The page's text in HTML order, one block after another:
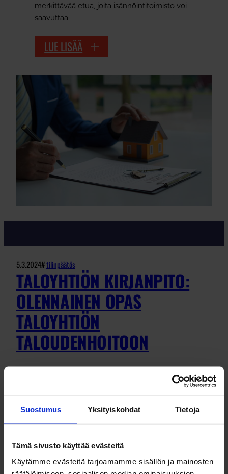
Suostumus Yksityiskohdat Tietoja
Tämä sivusto käyttää evästeitä
Käytämme evästeitä tarjoamamme sisällön ja mainosten
merkittävää etua, joita isännöintitoimisto voi
saavuttaa…
LUE LISÄÄ
5.3.2024#tilinpäätös
TALOYHTIÖN KIRJANPITO:
OLENNAINEN OPAS
TALOYHTIÖN
TALOUDENHOITOON
Taloyhtiön kirjanpito muodostaa olennaisen
taloudenhoidosta. Yhtä tärkeää kuin yritysten
kirjanpito on taloyhtiöissäkin, joissa useat
osakeyhtiön kautta. Tarkastellaanpa
tarkemmin,…